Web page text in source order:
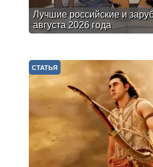
Лучшие российские и
августа 2026 года
СТАТЬЯ